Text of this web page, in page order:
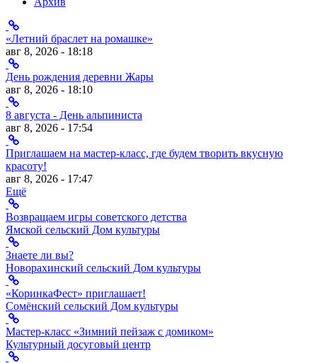
«Летний браслет на ромашке»
авг 8, 2026 - 18:18
День рождения деревни Жары
авг 8, 2026 - 18:10
8 августа - День альпиниста
авг 8, 2026 - 17:54
Приглашаем на мастер-класс, где будем творить вкусную
красоту!
авг 8, 2026 - 17:47
Ещё
Возвращаем игры советского детства
Ямской сельский Дом культуры
Знаете ли вы?
Новорахинский сельский Дом культуры
«КоринкаФест» приглашает!
Сомёнский сельский Дом культуры
Мастер-класс «Зимний пейзаж с домиком»
Культурный досуговый центр